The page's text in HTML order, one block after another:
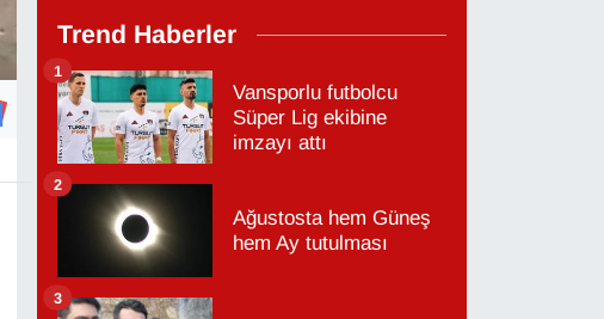
Trend Haberler
Vansporlu futbolcu
Süper Lig ekibine
imzayı attı
1
Ağustosta hem Güneş
hem Ay tutulması
2
3